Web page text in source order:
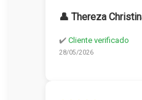
👤 Thereza
✔️ Cliente verificado
28/05/2026